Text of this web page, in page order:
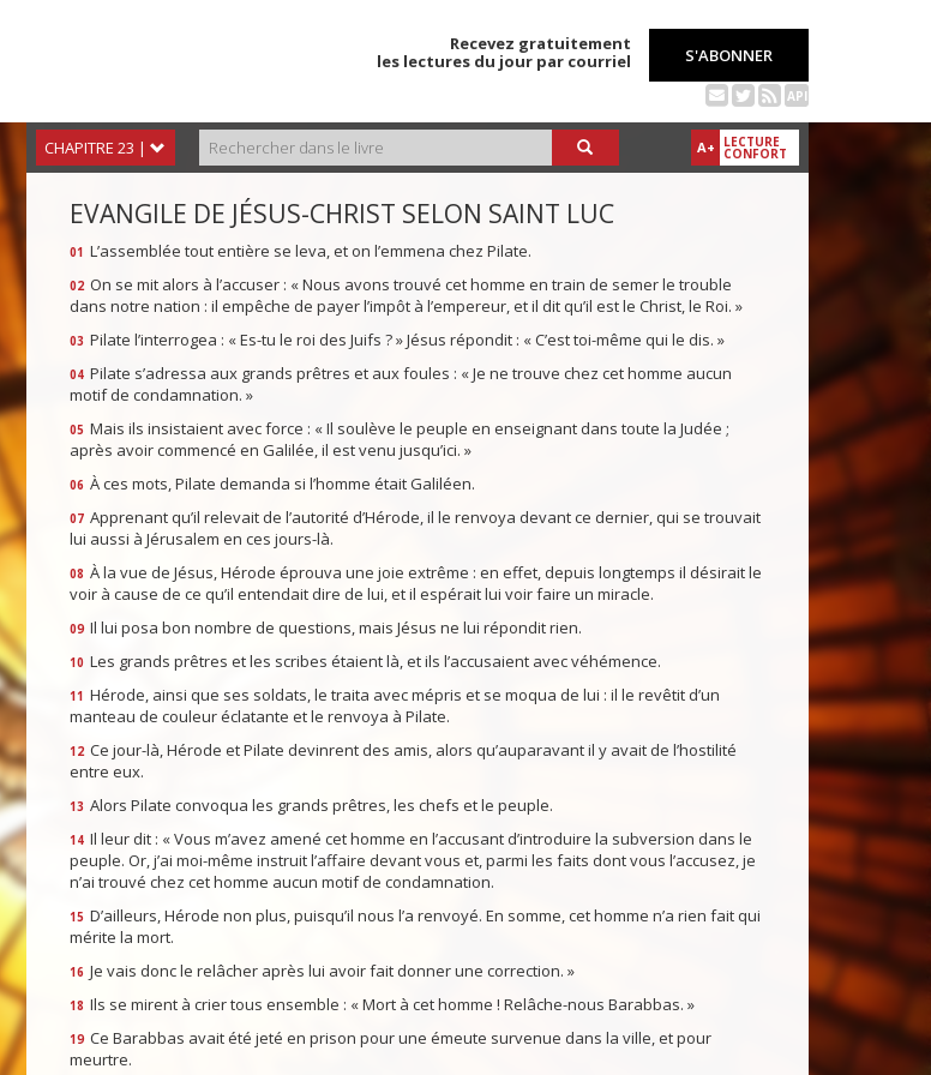
Recevez gratuitement
les lectures du jour par courriel
S'ABONNER
API
A+ LECTURE
CONFORT
CHAPITRE 23 |
EVANGILE DE JÉSUS-CHRIST SELON SAINT LUC
01 L’assemblée tout entière se leva, et on l’emmena chez Pilate.
02 On se mit alors à l’accuser : « Nous avons trouvé cet homme en train de semer le trouble
dans notre nation : il empêche de payer l’impôt à l’empereur, et il dit qu’il est le Christ, le Roi. »
03 Pilate l’interrogea : « Es-tu le roi des Juifs ? » Jésus répondit : « C’est toi-même qui le dis. »
04 Pilate s’adressa aux grands prêtres et aux foules : « Je ne trouve chez cet homme aucun
motif de condamnation. »
05 Mais ils insistaient avec force : « Il soulève le peuple en enseignant dans toute la Judée ;
après avoir commencé en Galilée, il est venu jusqu’ici. »
06 À ces mots, Pilate demanda si l’homme était Galiléen.
07 Apprenant qu’il relevait de l’autorité d’Hérode, il le renvoya devant ce dernier, qui se trouvait
lui aussi à Jérusalem en ces jours-là.
08 À la vue de Jésus, Hérode éprouva une joie extrême : en effet, depuis longtemps il désirait le
voir à cause de ce qu’il entendait dire de lui, et il espérait lui voir faire un miracle.
09 Il lui posa bon nombre de questions, mais Jésus ne lui répondit rien.
10 Les grands prêtres et les scribes étaient là, et ils l’accusaient avec véhémence.
11
Hérode, ainsi que ses soldats, le traita avec mépris et se moqua de lui : il le revêtit d’un
manteau de couleur éclatante et le renvoya à Pilate.
12 Ce jour-là, Hérode et Pilate devinrent des amis, alors qu’auparavant il y avait de l’hostilité
entre eux.
13 Alors Pilate convoqua les grands prêtres, les chefs et le peuple.
14 Il leur dit : « Vous m’avez amené cet homme en l’accusant d’introduire la subversion dans le
peuple. Or, j’ai moi-même instruit l’affaire devant vous et, parmi les faits dont vous l’accusez, je
n’ai trouvé chez cet homme aucun motif de condamnation.
15 D’ailleurs, Hérode non plus, puisqu’il nous l’a renvoyé. En somme, cet homme n’a rien fait qui
mérite la mort.
16 Je vais donc le relâcher après lui avoir fait donner une correction. »
18 Ils se mirent à crier tous ensemble : « Mort à cet homme ! Relâche-nous Barabbas. »
19 Ce Barabbas avait été jeté en prison pour une émeute survenue dans la ville, et pour
meurtre.